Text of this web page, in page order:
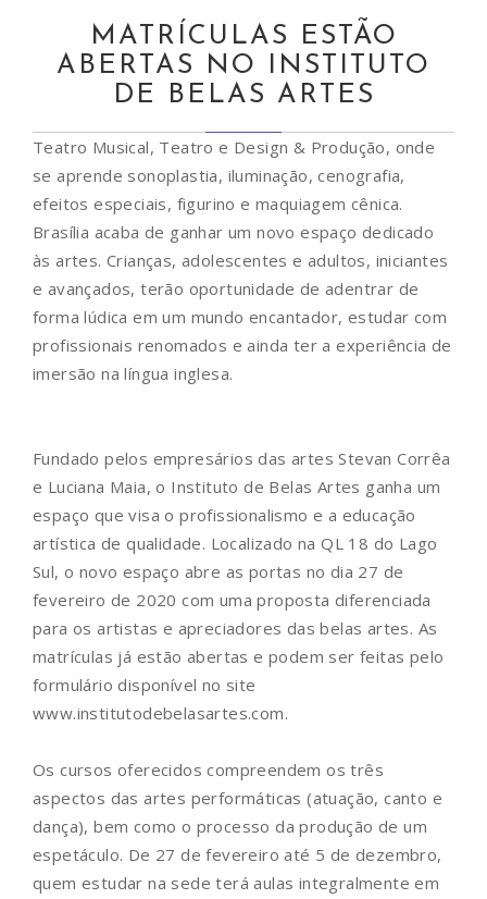
MATRÍCULAS ESTÃO
ABERTAS NO INSTITUTO
DE BELAS ARTES
Teatro Musical, Teatro e Design & Produção, onde
se aprende sonoplastia, iluminação, cenografia,
efeitos especiais, figurino e maquiagem cênica.
Brasília acaba de ganhar um novo espaço dedicado
às artes. Crianças, adolescentes e adultos, iniciantes
e avançados, terão oportunidade de adentrar de
forma lúdica em um mundo encantador, estudar com
profissionais renomados e ainda ter a experiência de
imersão na língua inglesa.
Fundado pelos empresários das artes Stevan Corrêa
e Luciana Maia, o Instituto de Belas Artes ganha um
espaço que visa o profissionalismo e a educação
artística de qualidade. Localizado na QL 18 do Lago
Sul, o novo espaço abre as portas no dia 27 de
fevereiro de 2020 com uma proposta diferenciada
para os artistas e apreciadores das belas artes. As
matrículas já estão abertas e podem ser feitas pelo
formulário disponível no site
www.institutodebelasartes.com.
Os cursos oferecidos compreendem os três
aspectos das artes performáticas (atuação, canto e
dança), bem como o processo da produção de um
espetáculo. De 27 de fevereiro até 5 de dezembro,
quem estudar na sede terá aulas integralmente em